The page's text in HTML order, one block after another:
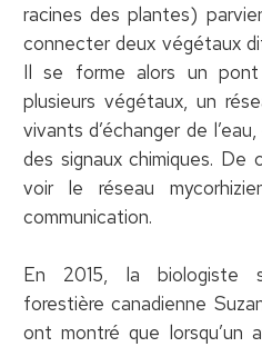
racines des plantes)
connecter deux végétaux
Il se forme alors un
plusieurs végétaux, un
vivants d’échanger de
des signaux chimiques.
voir le réseau
communication.
En 2015, la biologiste
forestière canadienne
ont montré que lorsqu’un